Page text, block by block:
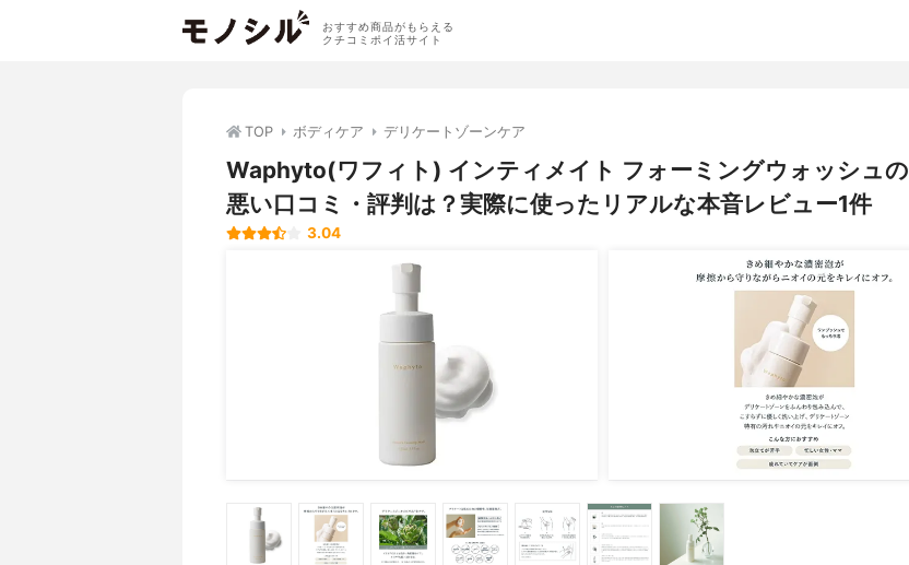
おすすめ商品がもらえる
クチコミポイ活サイト
TOP ボディケア デリケートゾーンケア
Waphyto(ワフィト) インティメイト フォーミングウォッシュの
悪い口コミ・評判は？実際に使ったリアルな本音レビュー1件
3.04